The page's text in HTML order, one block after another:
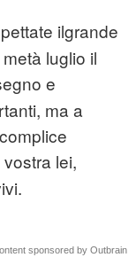
ilgrande
luglio il
e
ma a
lei,
sponsored by Outbrain